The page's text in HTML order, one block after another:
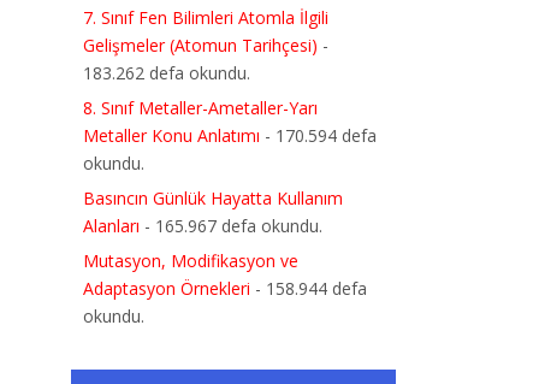
7. Sınıf Fen Bilimleri Atomla İlgili
Gelişmeler (Atomun Tarihçesi) -
183.262 defa okundu.
8. Sınıf Metaller-Ametaller-Yarı
Metaller Konu Anlatımı - 170.594 defa
okundu.
Basıncın Günlük Hayatta Kullanım
Alanları - 165.967 defa okundu.
Mutasyon, Modifikasyon ve
Adaptasyon Örnekleri - 158.944 defa
okundu.